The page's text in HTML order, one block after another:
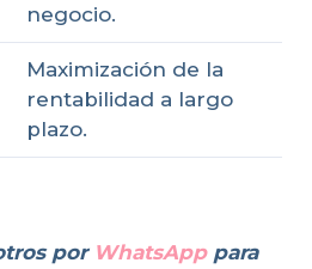
negocio.
Maximización de la
rentabilidad a largo
plazo.
por WhatsApppara